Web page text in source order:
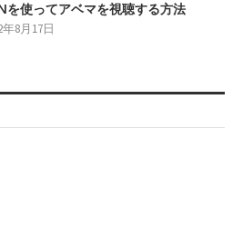
を使ってアベマを視聴する方法
年8月17日